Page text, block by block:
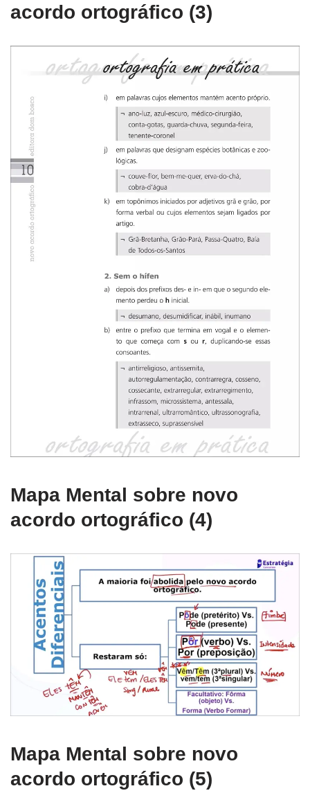
acordo ortográfico (3)
Mapa Mental sobre novo
acordo ortográfico (4)
Mapa Mental sobre novo
acordo ortográfico (5)